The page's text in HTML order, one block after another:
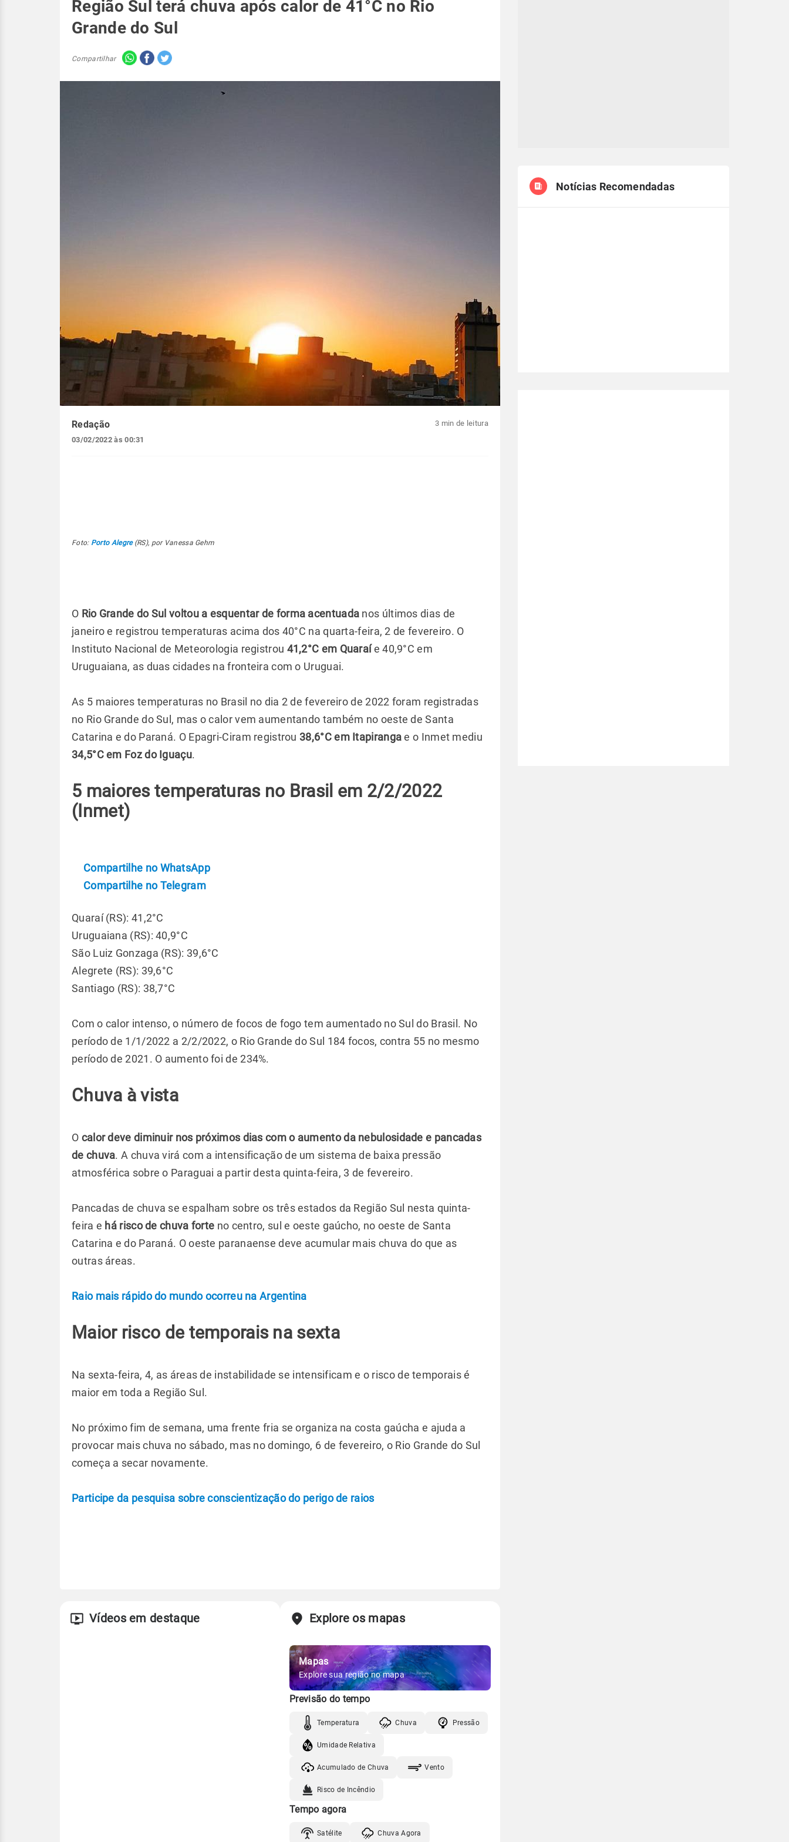
Região Sul terá chuva após calor de 41°C no Rio
Grande do Sul
Compartilhar
Redação
03/02/2022 às 00:31
3 min de leitura
Foto: Porto Alegre(RS), por Vanessa Gehm
O Rio Grande do Sul voltou a esquentar de forma acentuada nos últimos dias de
janeiro e registrou temperaturas acima dos 40°C na quarta-feira, 2 de fevereiro. O
Instituto Nacional de Meteorologia registrou 41,2°C em Quaraíe 40,9°C em
Uruguaiana, as duas cidades na fronteira com o Uruguai.
As 5 maiores temperaturas no Brasil no dia 2 de fevereiro de 2022 foram registradas
no Rio Grande do Sul, mas o calor vem aumentando também no oeste de Santa
Catarina e do Paraná. O Epagri-Ciram registrou 38,6°C em Itapirangae o Inmet mediu
34,5°C em Foz do Iguaçu.
5 maiores temperaturas no Brasil em 2/2/2022
(Inmet)
Compartilhe no WhatsApp
Compartilhe no Telegram
Quaraí (RS): 41,2°C
Uruguaiana (RS): 40,9°C
São Luiz Gonzaga (RS): 39,6°C
Alegrete (RS): 39,6°C
Santiago (RS): 38,7°C
Com o calor intenso, o número de focos de fogo tem aumentado no Sul do Brasil. No
período de 1/1/2022 a 2/2/2022, o Rio Grande do Sul 184 focos, contra 55 no mesmo
período de 2021. O aumento foi de 234%.
Chuva à vista
O calor deve diminuir nos próximos dias com o aumento da nebulosidade e pancadas
de chuva. A chuva virá com a intensificação de um sistema de baixa pressão
atmosférica sobre o Paraguai a partir desta quinta-feira, 3 de fevereiro.
Pancadas de chuva se espalham sobre os três estados da Região Sul nesta quinta-
feira e há risco de chuva forte no centro, sul e oeste gaúcho, no oeste de Santa
Catarina e do Paraná. O oeste paranaense deve acumular mais chuva do que as
outras áreas.
Raio mais rápido do mundo ocorreu na Argentina
Maior risco de temporais na sexta
Na sexta-feira, 4, as áreas de instabilidade se intensificam e o risco de temporais é
maior em toda a Região Sul.
No próximo fim de semana, uma frente fria se organiza na costa gaúcha e ajuda a
provocar mais chuva no sábado, mas no domingo, 6 de fevereiro, o Rio Grande do Sul
começa a secar novamente.
Participe da pesquisa sobre conscientização do perigo de raios
Vídeos em destaque Explore os mapas
Mapas
Explore sua região no mapa
Previsão do tempo
Temperatura Chuva Pressão
Umidade Relativa
Acumulado de Chuva Vento
Risco de Incêndio
Tempo agora
Satélite Chuva Agora
Notícias Recomendadas